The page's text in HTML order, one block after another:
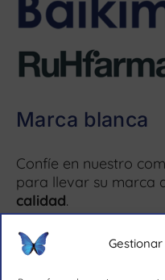
Marca blanca
Confíe en nuestro
para llevar su marca
calidad.
Más información ↗